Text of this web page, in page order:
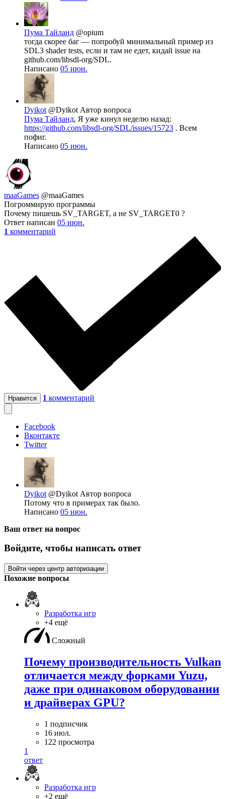
Пума Тайланд @opium
тогда скорее баг — попробуй минимальный пример из
SDL3 shader tests, если и там не едет, кидай issue на
github.com/libsdl-org/SDL.
Написано 05 июн.
Dyikot @Dyikot Автор вопроса
Пума Тайланд, Я уже кинул неделю назад:
https://github.com/libsdl-org/SDL/issues/15723 . Всем
пофиг.
Написано 05 июн.
maaGames @maaGames
Погроммирую программы
Почему пишешь SV_TARGET, а не SV_TARGET0 ?
Ответ написан 05 июн.
1 комментарий
Нравится 1 комментарий
Facebook
Вконтакте
Twitter
Dyikot @Dyikot Автор вопроса
Потому что в примерах так было.
Написано 05 июн.
Ваш ответ на вопрос
Войдите, чтобы написать ответ
Войти через центр авторизации
Похожие вопросы
Разработка игр
+4 ещё
Сложный
Почему производительность Vulkan
отличается между форками Yuzu,
даже при одинаковом оборудовании
и драйверах GPU?
1 подписчик
16 июл.
122 просмотра
1
ответ
Разработка игр
+2 ещё